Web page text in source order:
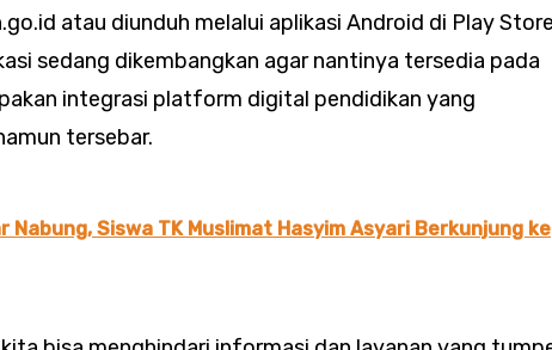
atau diunduh melalui aplikasi Android di Play
sedang dikembangkan agar nantinya tersedia pada
integrasi platform digital pendidikan yang
tersebar.
Nabung, Siswa TK Muslimat Hasyim Asyari Berkunjung ke